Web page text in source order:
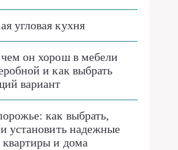
угловая кухня
он хорош в мебели
и как выбрать
вариант
как выбрать,
и установить надежные
квартиры и дома